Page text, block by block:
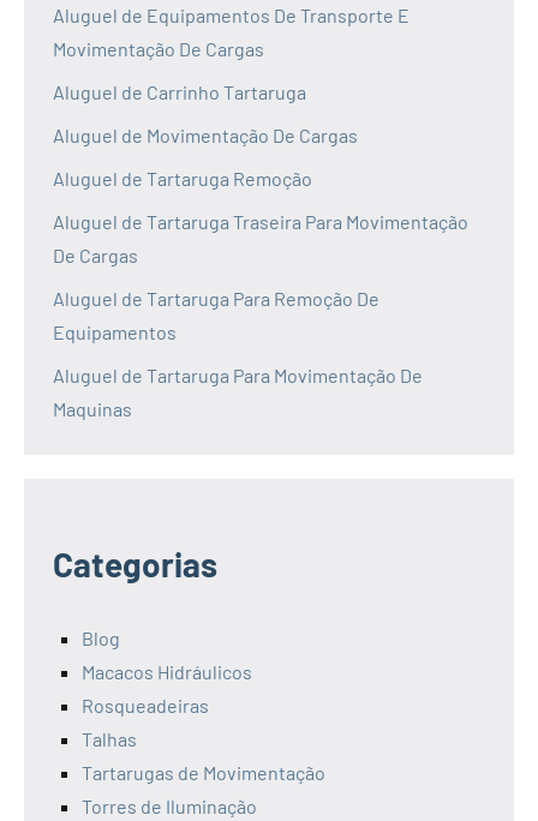
Aluguel de Equipamentos De Transporte E
Movimentação De Cargas
Aluguel de Carrinho Tartaruga
Aluguel de Movimentação De Cargas
Aluguel de Tartaruga Remoção
Aluguel de Tartaruga Traseira Para Movimentação
De Cargas
Aluguel de Tartaruga Para Remoção De
Equipamentos
Aluguel de Tartaruga Para Movimentação De
Maquinas
Categorias
Blog
Macacos Hidráulicos
Rosqueadeiras
Talhas
Tartarugas de Movimentação
Torres de Iluminação